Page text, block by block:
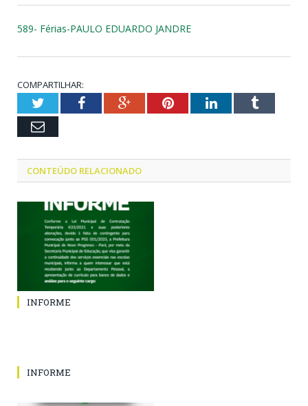
589- Férias-PAULO EDUARDO JANDRE
COMPARTILHAR:
TwitterFacebookGoogle+PinterestLinkedInTumblr
Email
CONTEÚDO RELACIONADO
INFORME
INFORME